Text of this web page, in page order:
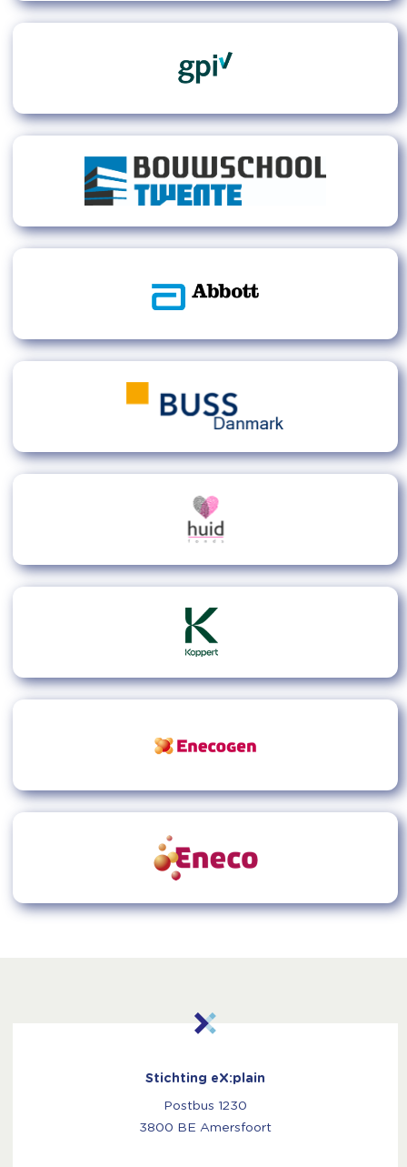
Stichting eX:plain
Postbus 1230
3800 BE Amersfoort